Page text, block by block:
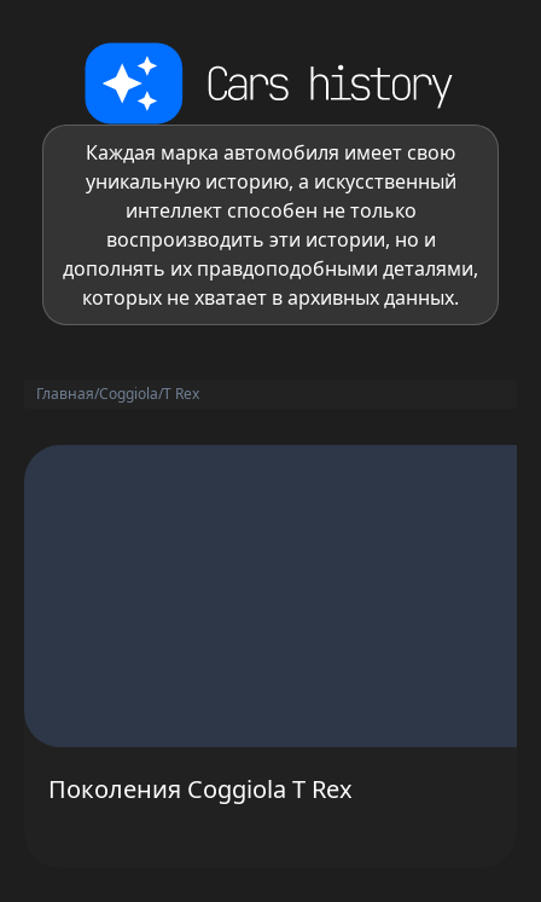
Каждая марка автомобиля имеет свою
уникальную историю, а искусственный
интеллект способен не только
воспроизводить эти истории, но и
дополнять их правдоподобными деталями,
которых не хватает в архивных данных.
Главная/Coggiola/T Rex
Поколения Coggiola T Rex